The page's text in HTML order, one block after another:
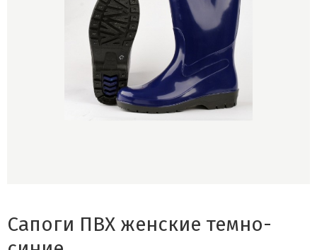
Сапоги ПВХ женские темно-